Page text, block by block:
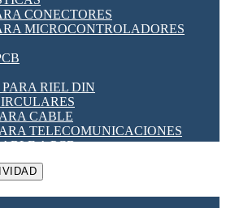
PANEL
RELÉ
FIN DE CARRERA
Y TC'S DE CORRIENTE
A PASO
LÓGICO PROGRAMABLES
DE HORARIO
CONECTORES
MICROCONTROLADORES
RIEL DIN
CABLE
TELECOMUNICACIONES
A PCB
A CABLE